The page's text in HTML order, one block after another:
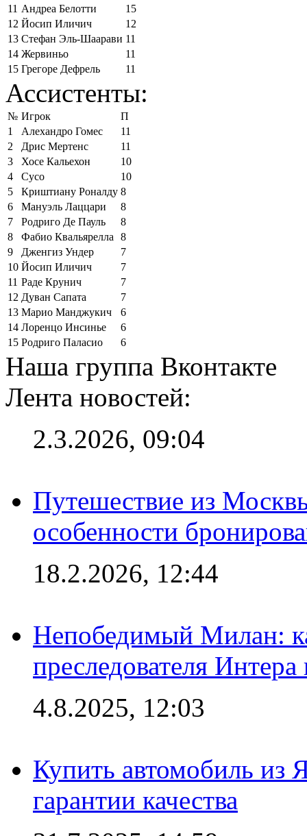
11 Андреа Белотти
15
12 Йосип Иличич
12
13 Стефан Эль-Шаарави 11
14 Жервиньо
11
15 Грегоре Дефрель 11
Ассистенты:
№ Игрок
П
1
Алехандро Гомес
11
2
Дрис Мертенс
11
3
Хосе Кальехон
10
4
Сусо
10
5
Криштиану Роналду 8
6
Мануэль Лаццари
8
7
Родриго Де Пауль
8
8
Фабио Квальярелла
8
9
Дженгиз Ундер
7
10 Йосип Иличич
7
11 Раде Крунич
7
12 Дуван Сапата
7
13 Марио Манджукич
6
14 Лоренцо Инсинье
6
15 Родриго Паласио 6
Наша группа Вконтакте
Лента новостей:
2.3.2026, 09:04
Путешествие из
особенности
18.2.2026, 12:44
Непобедимый Милан:
преследователя
4.8.2025, 12:03
Купить автомобиль из
гарантии качества